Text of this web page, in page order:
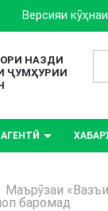
Версияи
НАЗДИ
ҶУМҲУРИИ
АГЕНТӢ
Маърӯзаи
баромад